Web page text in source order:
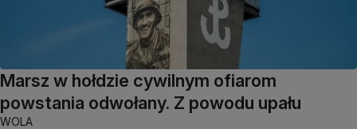
Marsz w hołdzie cywilnym ofiarom
powstania odwołany. Z powodu upału
WOLA